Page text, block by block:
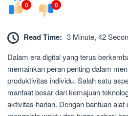
0 0
Read Time: 3 Minute, 42
Dalam era digital yang terus
memainkan peran penting dalam
produktivitas individu. Salah satu
manfaat besar dari kemajuan
aktivitas harian. Dengan bantuan alat